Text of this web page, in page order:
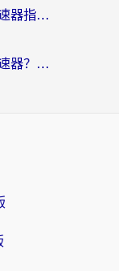
在国外玩龙之谷总掉线？这篇加速器指南帮你告别延迟卡顿！
人在国外玩剑与远征需要什么加速器？老玩家亲测的避坑指南来了